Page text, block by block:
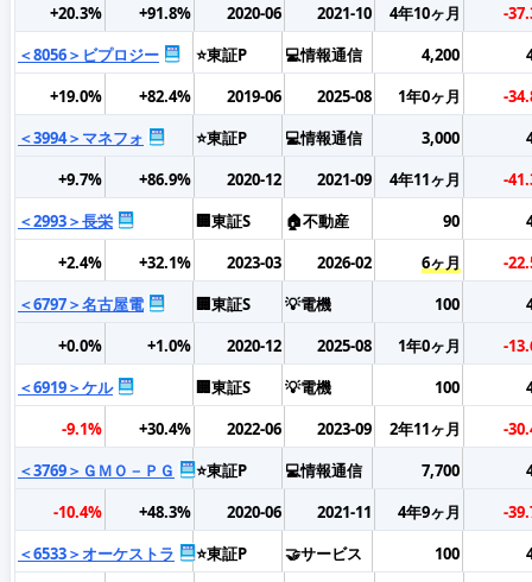
+20.3%
+91.8% 2020-06 2021-10 4年10ヶ月
-
＜8056＞ビプロジー
⭐東証P 💻情報通信 4,200
+19.0%
+82.4% 2019-06 2025-08 1年0ヶ月
-
＜3994＞マネフォ
⭐東証P 💻情報通信 3,000
+9.7%
+86.9% 2020-12 2021-09 4年11ヶ月
-
＜2993＞長栄
🏢東証S 🏠不動産 90
+2.4%
+32.1% 2023-03 2026-02 6ヶ月
-
＜6797＞名古屋電
🏢東証S 💡電機 100
+0.0%
+1.0% 2020-12 2025-08 1年0ヶ月
-
＜6919＞ケル
🏢東証S 💡電機 100
-9.1%
+30.4% 2022-06 2023-09 2年11ヶ月
-
＜3769＞ＧＭＯ－ＰＧ
⭐東証P 💻情報通信 7,700
-10.4%
+48.3% 2020-06 2021-11 4年9ヶ月
-
＜6533＞オーケストラ
⭐東証P 🤝サービス 100